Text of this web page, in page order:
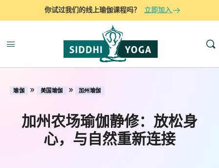
你试过我们的线上瑜伽课程吗？ 立即加入
瑜伽 » 美国瑜伽 » 加州瑜伽
加州农场瑜伽静修：放松身
心，与自然重新连接